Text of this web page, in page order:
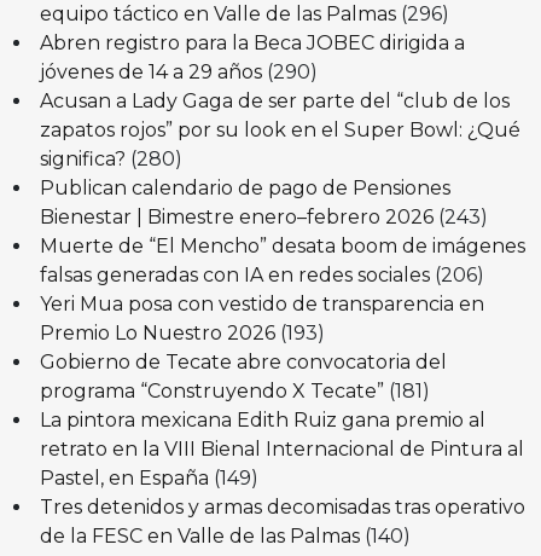
equipo táctico en Valle de las Palmas (296)
Abren registro para la Beca JOBEC dirigida a
jóvenes de 14 a 29 años (290)
Acusan a Lady Gaga de ser parte del “club de los
zapatos rojos” por su look en el Super Bowl: ¿Qué
significa? (280)
Publican calendario de pago de Pensiones
Bienestar | Bimestre enero–febrero 2026 (243)
Muerte de “El Mencho” desata boom de imágenes
falsas generadas con IA en redes sociales (206)
Yeri Mua posa con vestido de transparencia en
Premio Lo Nuestro 2026 (193)
Gobierno de Tecate abre convocatoria del
programa “Construyendo X Tecate” (181)
La pintora mexicana Edith Ruiz gana premio al
retrato en la VIII Bienal Internacional de Pintura al
Pastel, en España (149)
Tres detenidos y armas decomisadas tras operativo
de la FESC en Valle de las Palmas (140)